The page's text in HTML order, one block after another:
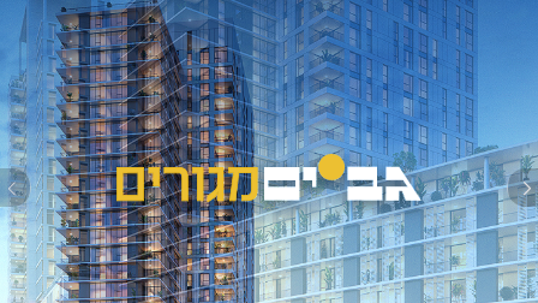
גב-ים
פרויקטים
בשיווק
גב-ים
מגורים